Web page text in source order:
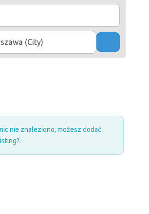
nie znaleziono, możesz dodać
.